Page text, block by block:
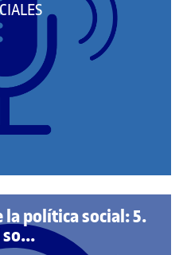
la política social: 5.